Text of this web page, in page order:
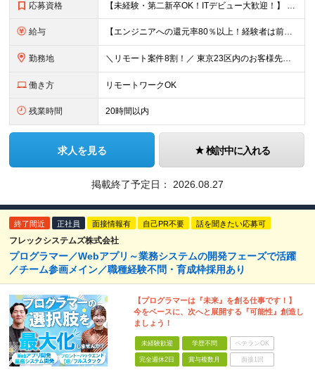
応募資格 【未経験・第二新卒OK！ITデビュー大歓迎！】 ●学歴不問 ＼こんな方をお待ちしております！／ ★手に職をつけて、将来の不安をなくしたい方 ★学校のように学べる研修を受けたい方 ★お節介なくらい温か
給与 【エンジニアへの還元率80％以上！経験者は前職給与105～140％保証】 ■賞与年2回＋業績賞与 ■年収960万円以上も可能！ ■みなし残業代なし◎残業代は別途全額支給 月給25万円以上＋賞与年2回
勤務地 ＼リモート案件8割！／ 東京23区内のお客様先にて勤務していただきます。 本社所在地：神奈川県横浜市瀬谷区本郷3-1-17 第2斉藤ビル2F (変更の範囲)上記を除く当社関連勤務地
働き方 リモートワークOK
残業時間 20時間以内
求人を見る 検討中に入れる
掲載終了予定日： 2026.08.27
終了間近 正社員 面接情報有 自己PR不要 話を聞きたい応募可
フレックシステムズ株式会社
プログラマー／Webアプリ～業務システムの開発フェーズで活躍
／チーム参画メイン／職種経験不問・育成枠採用あり
【プログラマーは『未来』を創る仕事です！】
今をベースに、次へと展開する『可能性』創造し
ましょう！
未経験歓迎 学歴不問 ベテランOK
完全週休2日 賞与複数月 面接1回